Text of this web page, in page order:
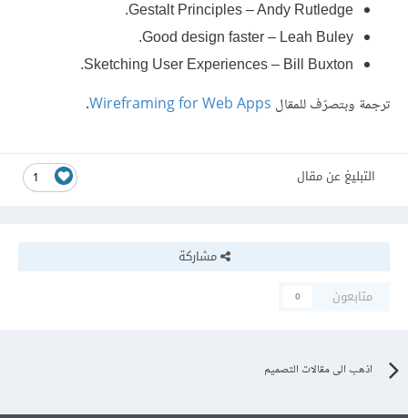
Gestalt Principles – Andy Rutledge.
Good design faster – Leah Buley.
Sketching User Experiences – Bill Buxton.
ترجمة وبتصرّف للمقال Wireframing for Web Apps
.
1 التبليغ عن مقال
مشاركة
متابعون
0
اذهب الى مقالات التصميم